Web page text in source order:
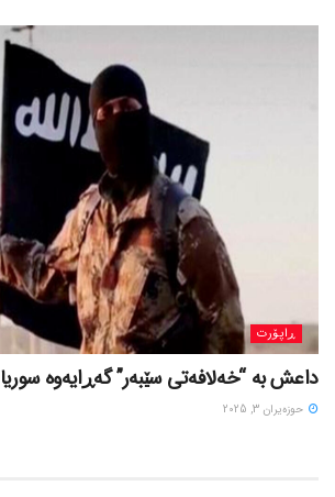
ڕاپۆرت
داعش بە “خەلافەتی سێبەر” گەڕایەوە سوریا
حوزه‌یران 3, 2025